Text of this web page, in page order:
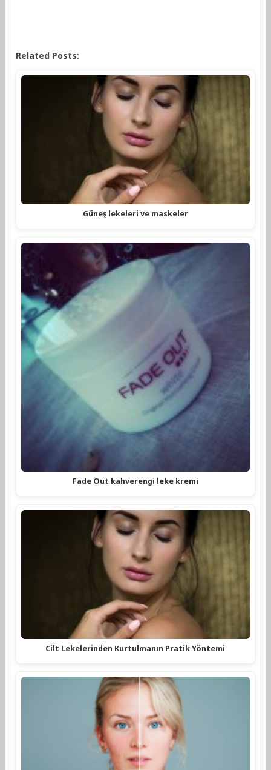
Related Posts:
Güneş lekeleri ve maskeler
Fade Out kahverengi leke kremi
Cilt Lekelerinden Kurtulmanın Pratik Yöntemi